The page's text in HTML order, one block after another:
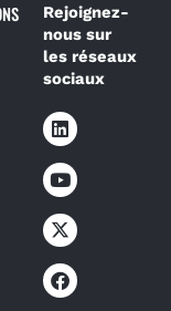
Rejoignez-
nous sur
les réseaux
sociaux